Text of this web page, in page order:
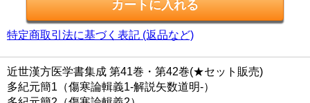
特定商取引法に基づく表記 (返品など)
近世漢方医学書集成 第41巻・第42巻(★セット販売)
多紀元簡1（傷寒論輯義1-解説矢数道明-）